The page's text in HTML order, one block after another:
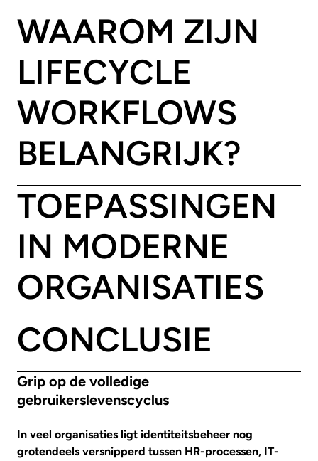
WAAROM ZIJN
LIFECYCLE
WORKFLOWS
BELANGRIJK?
TOEPASSINGEN
IN MODERNE
ORGANISATIES
CONCLUSIE
Grip op de volledige
gebruikerslevenscyclus
In veel organisaties ligt identiteitsbeheer nog
grotendeels versnipperd tussen HR-processen, IT-